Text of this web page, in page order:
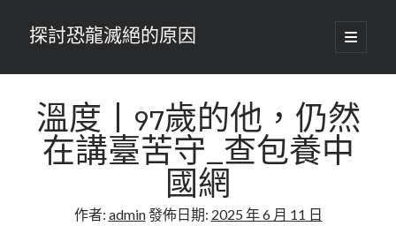
探討恐龍滅絕的原因
開
啟
要
單
溫度丨97歲的他，仍然
在講臺苦守_查包養中
國網
作者: admin發佈日期: 2025 年 6 月 11 日